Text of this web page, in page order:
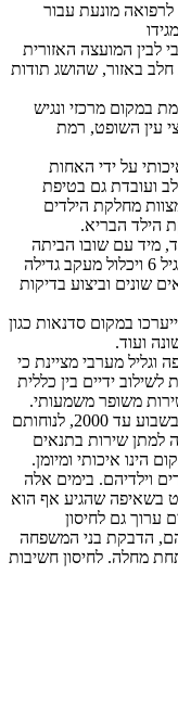
מונעת עבור
לבין המועצה האזורית
חלב באזור, שהושג תודות
במקום מרכזי ונגיש
עין השופט, רמת
על ידי האחות
ועובדת גם בטיפת
מחלקת הילדים
הילד הבריא.
מיד עם שובו הביתה
מבית החולים ועד תום המעקב בטיפת החלב בגיל 6 ויכלול מעקב גדילה
שונים וביצוע בדיקות
במקום סדנאות כגון
ועוד.
וגליל מערבי מציינת כי
אשר תודות לשילוב ידיים בין כללית
משופר משמעותי.
השירות יהיה זמין הרבה יותר מבעבר, כולל יום בשבוע עד 2000, לנוחותם
למתן שירות בתנאים
הינו איכותי ומיומן.
וילדיהם. בימים אלה
בשאיפה שהגיע אף הוא
ערוך גם לחיסון
הדבקת בני המשפחה
מחלה. לחיסון חשיבות